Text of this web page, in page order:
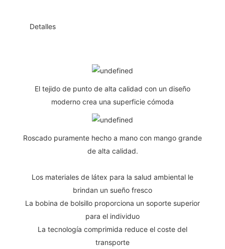
Detalles
El tejido de punto de alta calidad con un diseño
moderno crea una superficie cómoda
Roscado puramente hecho a mano con mango grande
de alta calidad.
Los materiales de látex para la salud ambiental le
brindan un sueño fresco
La bobina de bolsillo proporciona un soporte superior
para el individuo
La tecnología comprimida reduce el coste del
transporte